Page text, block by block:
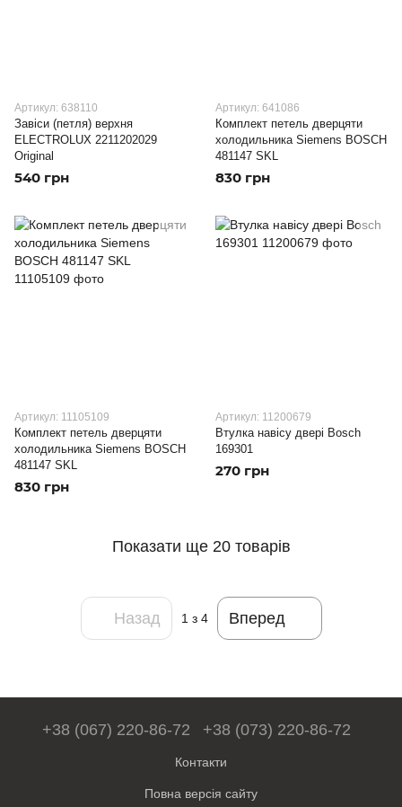
Артикул: 638110
Завіси (петля) верхня
ELECTROLUX 2211202029
Original
540 грн
Артикул: 641086
Комплект петель дверцяти
холодильника Siemens BOSCH
481147 SKL
830 грн
Артикул: 11105109
Комплект петель дверцяти
холодильника Siemens BOSCH
481147 SKL
830 грн
Артикул: 11200679
Втулка навісу двері Bosch
169301
270 грн
Показати ще 20 товарів
Назад 1 з 4 Вперед
+38 (067) 220-86-72 +38 (073) 220-86-72
Контакти
Повна версія сайту